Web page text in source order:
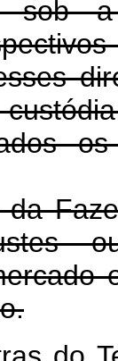
sob